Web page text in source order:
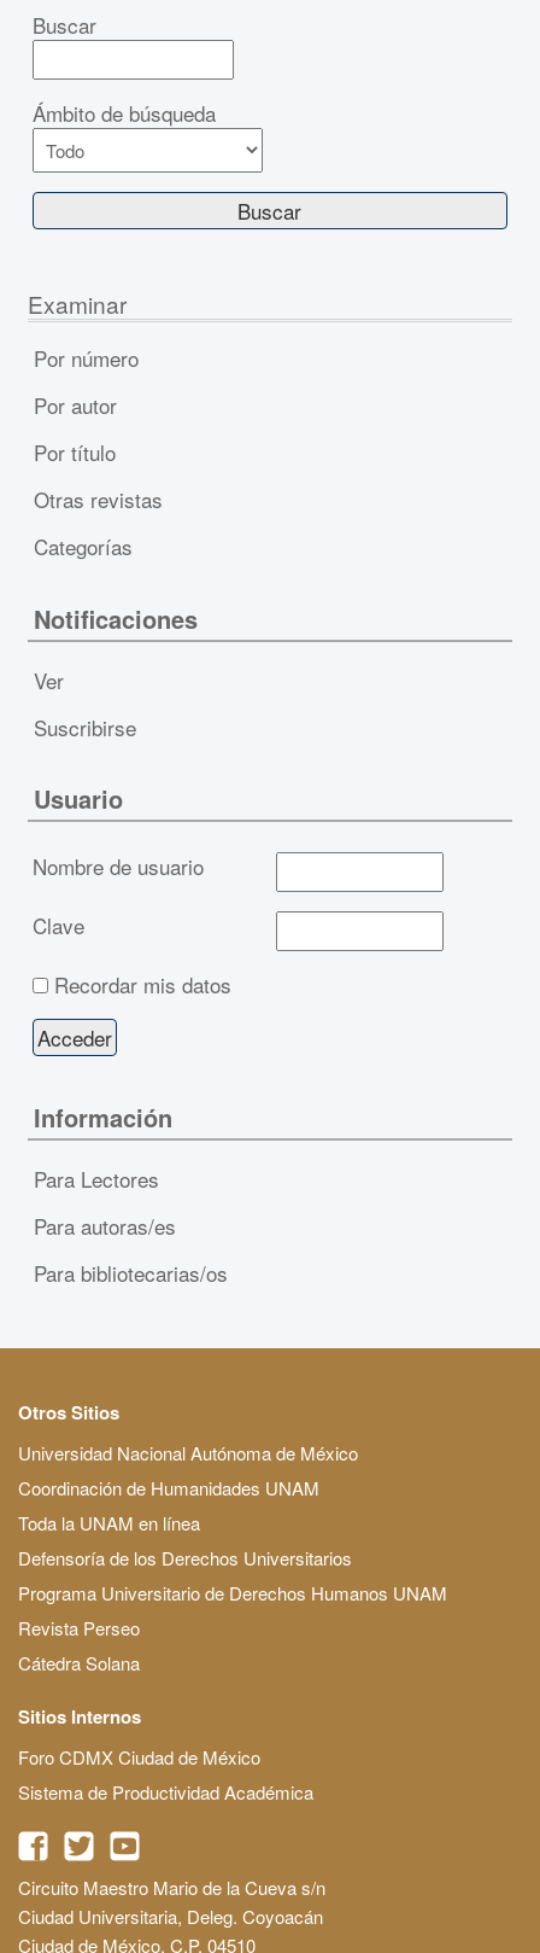
Buscar
Ámbito de búsqueda
Examinar
Por número
Por autor
Por título
Otras revistas
Categorías
Notificaciones
Ver
Suscribirse
Usuario
Nombre de usuario
Clave
Recordar mis datos
Información
Para Lectores
Para autoras/es
Para bibliotecarias/os
Otros Sitios
Universidad Nacional Autónoma de México
Coordinación de Humanidades UNAM
Toda la UNAM en línea
Defensoría de los Derechos Universitarios
Programa Universitario de Derechos Humanos UNAM
Revista Perseo
Cátedra Solana
Sitios Internos
Foro CDMX Ciudad de México
Sistema de Productividad Académica
Circuito Maestro Mario de la Cueva s/n
Ciudad Universitaria, Deleg. Coyoacán
Ciudad de México, C.P. 04510